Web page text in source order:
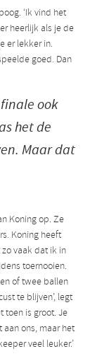
‘Ik vind het
heerlijk als je de
er lekker in.
goed. Dan
ook
het de
Maar dat
Koning op. Ze
Koning heeft
vaak dat ik in
toernooien.
of twee ballen
te blijven’, legt
toen is groot. Je
ons, maar het
veel leuker.’